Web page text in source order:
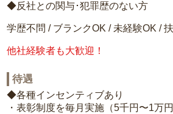
◆反社との関与･犯罪歴のない方
学歴不問 / ブランクOK / 未経験OK /
他社経験者も大歓迎！
待遇
◆各種インセンティブあり
・表彰制度を毎月実施（5千円〜1万